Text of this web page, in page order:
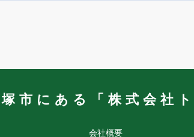
市にある「株式会社
会社概要